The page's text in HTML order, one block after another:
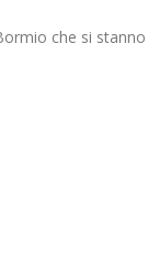
che si